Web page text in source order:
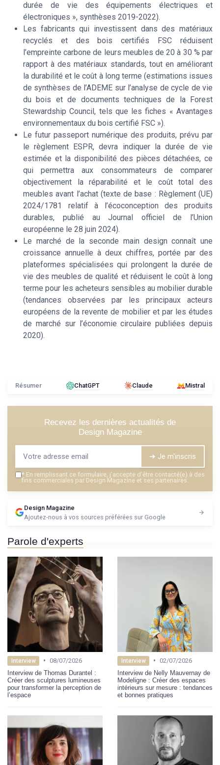
durée de vie des équipements électriques et
électroniques », synthèses 2019-2022).
Les fabricants qui investissent dans des matériaux
recyclés et des bois certifiés FSC réduisent
l’empreinte carbone de leurs meubles de 20 à 30 % par
rapport à des matériaux standards, tout en améliorant
la durabilité et le coût à long terme (estimations issues
de synthèses de l’ADEME sur l’analyse de cycle de vie
du bois et de documents techniques de la Forest
Stewardship Council, tels que les fiches « Avantages
environnementaux du bois certifié FSC »).
Le futur passeport numérique des produits, prévu par
le règlement ESPR, devra indiquer la durée de vie
estimée et la disponibilité des pièces détachées, ce
qui permettra aux consommateurs de comparer
objectivement la réparabilité et le coût total des
meubles avant l’achat (texte de base : Règlement (UE)
2024/1781 relatif à l’écoconception des produits
durables, publié au Journal officiel de l’Union
européenne le 28 juin 2024).
Le marché de la seconde main design connaît une
croissance annuelle à deux chiffres, portée par des
plateformes spécialisées qui prolongent la durée de
vie des meubles de qualité et réduisent le coût à long
terme pour les acheteurs sensibles au mobilier durable
(tendances observées par les principaux acteurs
européens de la revente de mobilier et par les études
de marché sur l’économie circulaire publiées depuis
2020).
Résumer ChatGPT Claude Mistral
Recevez les dernières actualités de
Design Magazine
➔ Je m'inscris
* En remplissant ce formulaire, j’accepte d’être contacté(e) à des
fins commerciales par Design Magazine et ses partenaires.
Design Magazine
Ajoutez-nous à vos sources préférées sur Google
Parole d'experts
Interview • 08/07/2026
Interview de Thomas Durantel :
Créer des sculptures lumineuses
pour transformer la perception de
l’espace
Interview • 02/07/2026
Interview de Nelly Mauvernay de
Modeligne : Créer des espaces
intérieurs sur mesure : tendances
et bonnes pratiques